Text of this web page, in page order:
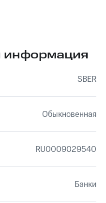
информация
SBER
Обыкновенная
RU0009029540
Банки